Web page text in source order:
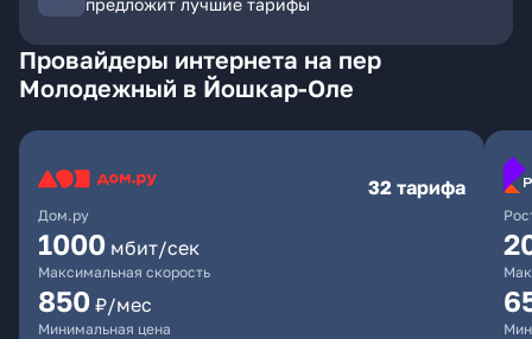
предложит лучшие тарифы
Провайдеры интернета на пер
Молодежный в Йошкар-Оле
Дом.ру
32 тарифа
1000 мбит/сек
Максимальная скорость
850 ₽/мес
Минимальная цена